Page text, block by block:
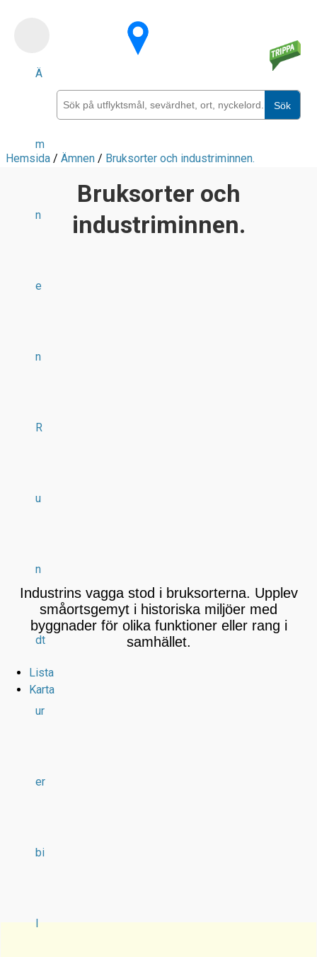
Ä
m
n
e
n
R
u
n
dt
ur
er
bi
l
Sök
Hemsida / Ämnen / Bruksorter och industriminnen.
Bruksorter och
industriminnen.
Industrins vagga stod i bruksorterna. Upplev
småortsgemyt i historiska miljöer med
byggnader för olika funktioner eller rang i
samhället.
Lista
Karta